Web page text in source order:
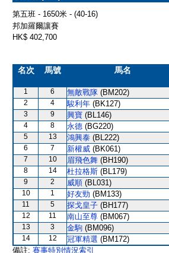
第五班 - 1650米 - (40-16)
邦加羅爾讓賽
HK$ 402,700
名次 馬號 馬名
1 6 無敵戰隊 (BM202)
2 4 駿利年 (BK127)
3 9 興寶 (BL146)
4 8 永德 (BG220)
5 13 鴻興泰 (BL222)
6 7 新權威 (BK061)
7 10 眉飛色舞 (BH190)
8 14 杜拉格斯 (BL179)
9 2 威順 (BL031)
10 1 好友勁 (BM133)
11 5 探戈皇子 (BH177)
12 11 南山至尊 (BM067)
13 3 金駒 (BM096)
14 12 冠軍精選 (BM172)
備註: 賽事特別情況索引